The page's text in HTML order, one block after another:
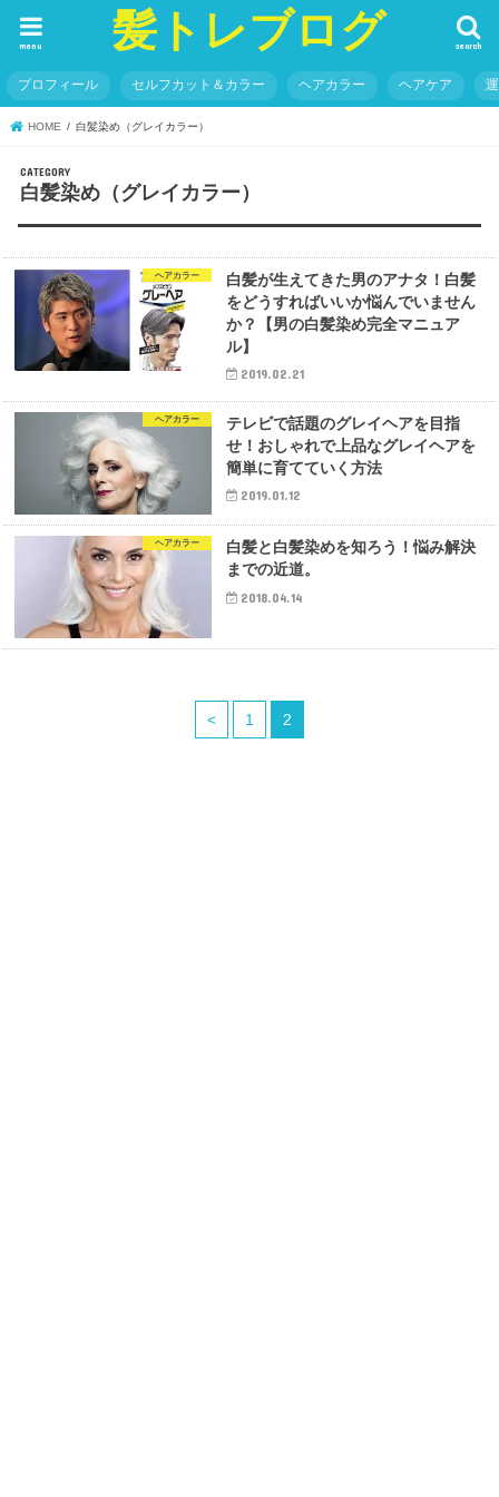
髪トレブログ search
menu
プロフィール セルフカット＆カラー ヘアカラー ヘアケア
HOME 白髪染め（グレイカラー）
白髪染め（グレイカラー）
ヘアカラー
白髪が生えてきた男のアナタ！白髪
をどうすればいいか悩んでいません
か？【男の白髪染め完全マニュア
ル】
2019.02.21
ヘアカラー
テレビで話題のグレイヘアを目指
せ！おしゃれで上品なグレイヘアを
簡単に育てていく方法
2019.01.12
ヘアカラー
白髪と白髪染めを知ろう！悩み解決
までの近道。
2018.04.14
< 1 2